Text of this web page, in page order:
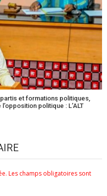
et formations politiques,
politique : L’ALT
Les champs obligatoires sont